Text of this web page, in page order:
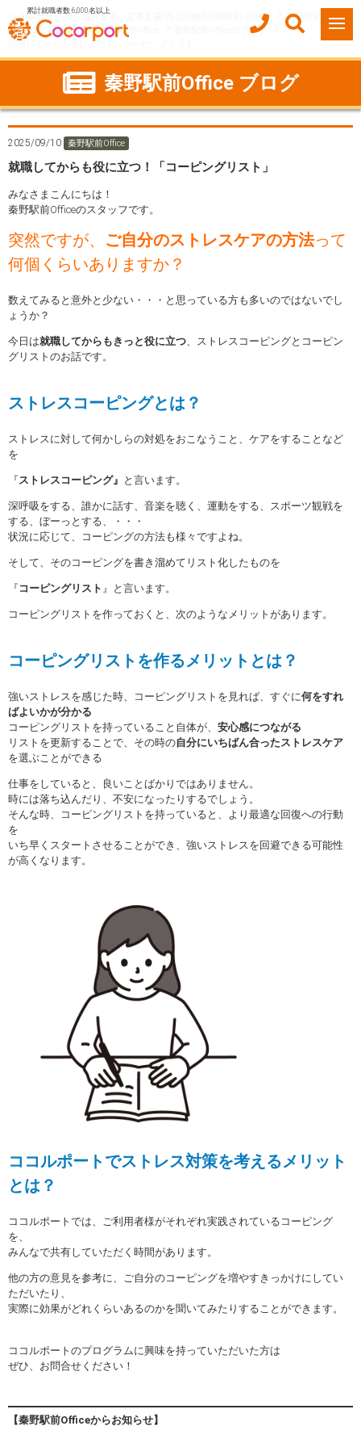
累計就職者数 6,000名以上
ココルポート(就労移行支援・定着支援/自立訓練/計画相談) HOME
事業所紹介
神奈川県
秦野市 秦野駅前Office
秦野駅前Officeのブログ
就職してからも役に立つ！「コーピングリスト」
秦野駅前Office ブログ
2025/09/10 秦野駅前Office
就職してからも役に立つ！「コーピングリスト」
みなさまこんにちは！
秦野駅前Officeのスタッフです。
突然ですが、 ご自分のストレスケアの方法って
何個くらいありますか？
数えてみると意外と少ない・・・と思っている方も多いのではないでし
ょうか？
今日は就職してからもきっと役に立つ、ストレスコーピングとコーピン
グリストのお話です。
ストレスコーピングとは？
ストレスに対して何かしらの対処をおこなうこと、ケアをすることなど
を
『ストレスコーピング』 と言います。
深呼吸をする、誰かに話す、音楽を聴く、運動をする、スポーツ観戦を
する、ぼーっとする、・・・
状況に応じて、コーピングの方法も様々ですよね。
そして、そのコーピングを書き溜めてリスト化したものを
『 コーピングリスト 』と言います。
コーピングリストを作っておくと、次のようなメリットがあります。
コーピングリストを作るメリットとは？
強いストレスを感じた時、コーピングリストを見れば、すぐに何をすれ
ばよいかが分かる
コーピングリストを持っていること自体が、 安心感につながる
リストを更新することで、その時の自分にいちばん合ったストレスケア
を選ぶことができる
仕事をしていると、良いことばかりではありません。
時には落ち込んだり、不安になったりするでしょう。
そんな時、コーピングリストを持っていると、より最適な回復への行動
を
いち早くスタートさせることができ、強いストレスを回避できる可能性
が高くなります。
ココルポートでストレス対策を考えるメリット
とは？
ココルポートでは、ご利用者様がそれぞれ実践されているコーピング
を、
みんなで共有していただく時間があります。
他の方の意見を参考に、ご自分のコーピングを増やすきっかけにしてい
ただいたり、
実際に効果がどれくらいあるのかを聞いてみたりすることができます。
ココルポートのプログラムに興味を持っていただいた方は
ぜひ、お問合せください！
【秦野駅前Officeからお知らせ】